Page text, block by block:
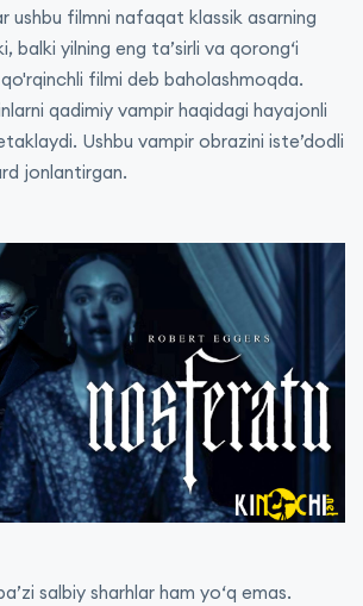
ushbu filmni nafaqat klassik asarning
balki yilning eng ta’sirli va qorong‘i
filmi deb baholashmoqda.
qadimiy vampir haqidagi hayajonli
Ushbu vampir obrazini iste’dodli
jonlantirgan.
salbiy sharhlar ham yo‘q emas.